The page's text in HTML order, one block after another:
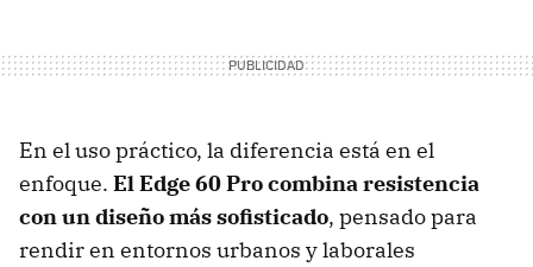
En el uso práctico, la diferencia está en el
enfoque. ElEdge 60 Procombina resistencia
con un diseño más sofisticado, pensado para
rendir en entornos urbanos y laborales